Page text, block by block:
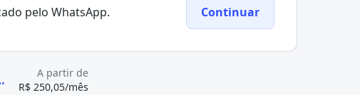
pelo WhatsApp. Continuar
A partir de
R$ 250,05/mês